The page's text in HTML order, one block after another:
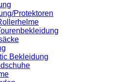
Protektoren
Bekleidung